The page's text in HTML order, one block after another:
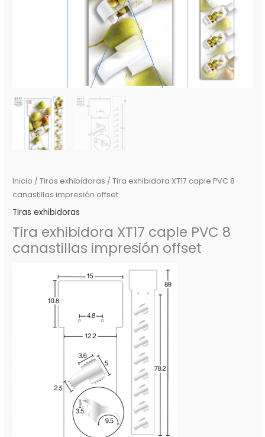
Inicio /Tiras exhibidoras / Tira exhibidora XT17 caple PVC 8
canastillas impresión offset
Tiras exhibidoras
Tira exhibidora XT17 caple PVC 8
canastillas impresión offset